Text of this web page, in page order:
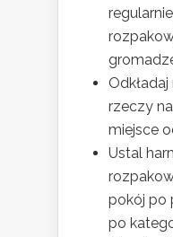
rzeczy
miejsce
Ustal
pokój po
po